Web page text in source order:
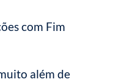
com Fim
além de